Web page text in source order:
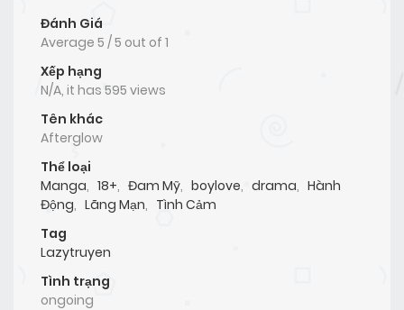
Đánh Giá
Average 5 /5 out of 1
Xếp hạng
N/A, it has 595 views
Tên khác
Afterglow
Thể loại
Manga, 18+, Đam Mỹ, boylove, drama, Hành
Động, Lãng Mạn, Tình Cảm
Tag
Lazytruyen
Tình trạng
ongoing